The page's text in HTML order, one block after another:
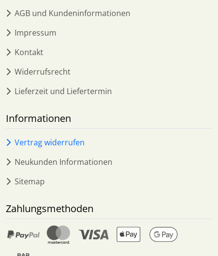
AGB und Kundeninformationen
Impressum
Kontakt
Widerrufsrecht
Lieferzeit und Liefertermin
Informationen
Vertrag widerrufen
Neukunden Informationen
Sitemap
Zahlungsmethoden